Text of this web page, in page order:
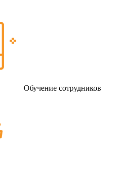
Обучение сотрудников